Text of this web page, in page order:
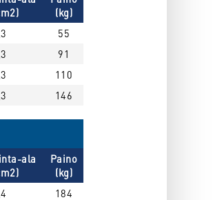
(kg)
55
91
110
146
ala
Paino
(kg)
184